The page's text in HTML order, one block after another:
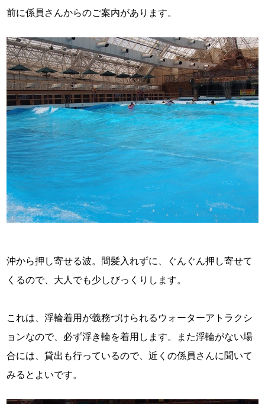
前に係員さんからのご案内があります。
沖から押し寄せる波。間髪入れずに、ぐんぐん押し寄せて
くるので、大人でも少しびっくりします。
これは、浮輪着用が義務づけられるウォーターアトラクシ
ョンなので、必ず浮き輪を着用します。また浮輪がない場
合には、貸出も行っているので、近くの係員さんに聞いて
みるとよいです。